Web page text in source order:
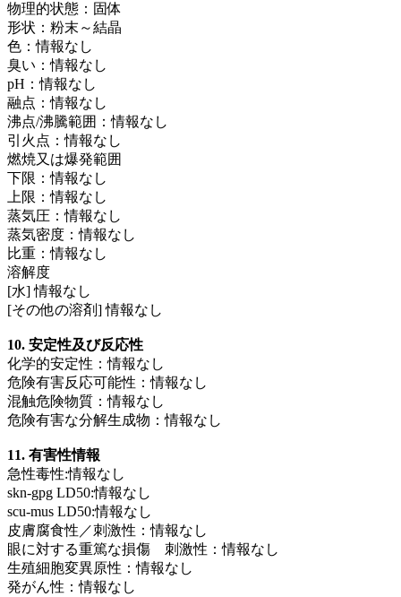
物理的状態：固体
形状：粉末～結晶
色：情報なし
臭い：情報なし
pH：情報なし
融点：情報なし
沸点/沸騰範囲：情報なし
引火点：情報なし
燃焼又は爆発範囲
下限：情報なし
上限：情報なし
蒸気圧：情報なし
蒸気密度：情報なし
比重：情報なし
溶解度
[水] 情報なし
[その他の溶剤] 情報なし
10. 安定性及び反応性
化学的安定性：情報なし
危険有害反応可能性：情報なし
混触危険物質：情報なし
危険有害な分解生成物：情報なし
11. 有害性情報
急性毒性:情報なし
skn-gpg LD50:情報なし
scu-mus LD50:情報なし
皮膚腐食性／刺激性：情報なし
眼に対する重篤な損傷 刺激性：情報なし
生殖細胞変異原性：情報なし
発がん性：情報なし